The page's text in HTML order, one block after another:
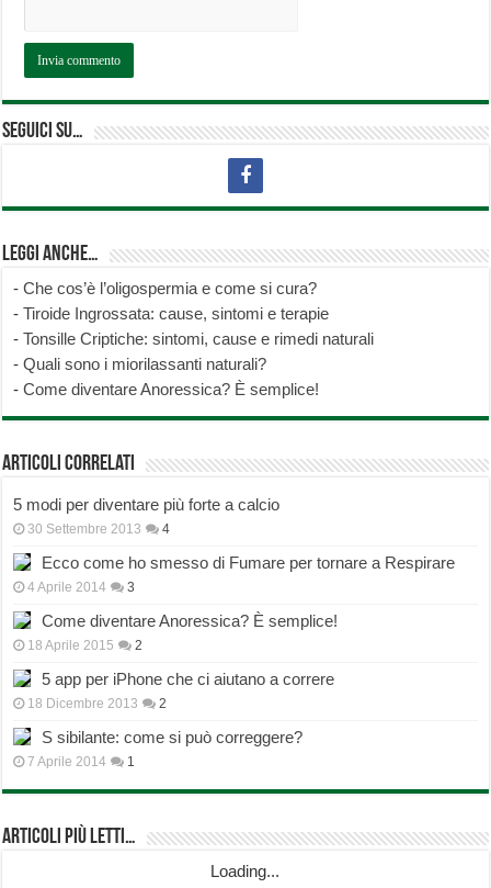
Seguici su…
Leggi anche…
-Che cos’è l’oligospermia e come si cura?
-Tiroide Ingrossata: cause, sintomi e terapie
-Tonsille Criptiche: sintomi, cause e rimedi naturali
-Quali sono i miorilassanti naturali?
-Come diventare Anoressica? È semplice!
Articoli correlati
5 modi per diventare più forte a calcio
30 Settembre 2013 4
Ecco come ho smesso di Fumare per tornare a Respirare
4 Aprile 2014 3
Come diventare Anoressica? È semplice!
18 Aprile 2015 2
5 app per iPhone che ci aiutano a correre
18 Dicembre 2013 2
S sibilante: come si può correggere?
7 Aprile 2014 1
Articoli più Letti…
Loading...